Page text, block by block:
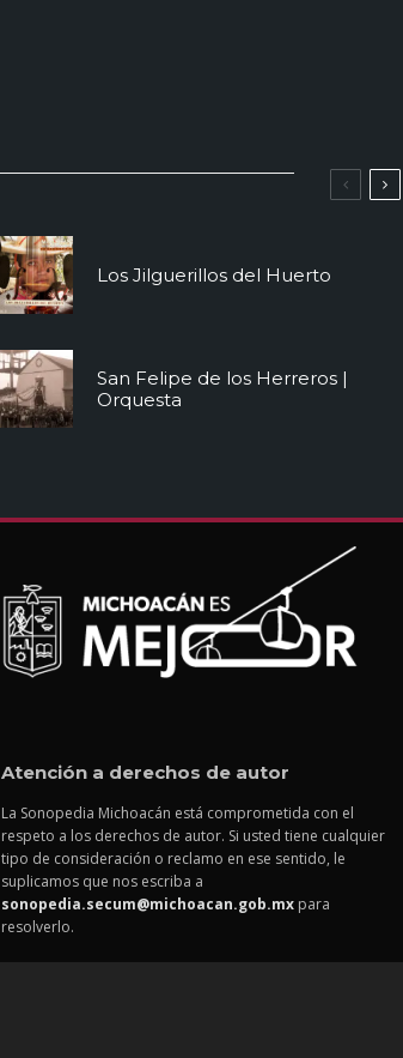
Los Jilguerillos del Huerto
San Felipe de los Herreros |
Orquesta
Atención a derechos de autor
La Sonopedia Michoacán está comprometida con el
respeto a los derechos de autor. Si usted tiene cualquier
tipo de consideración o reclamo en ese sentido, le
suplicamos que nos escriba a
sonopedia.secum@michoacan.gob.mxpara
resolverlo.